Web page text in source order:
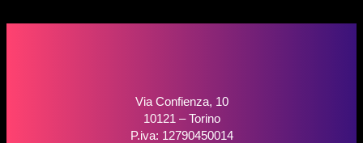
Via Confienza, 10
10121 – Torino
P.iva: 12790450014